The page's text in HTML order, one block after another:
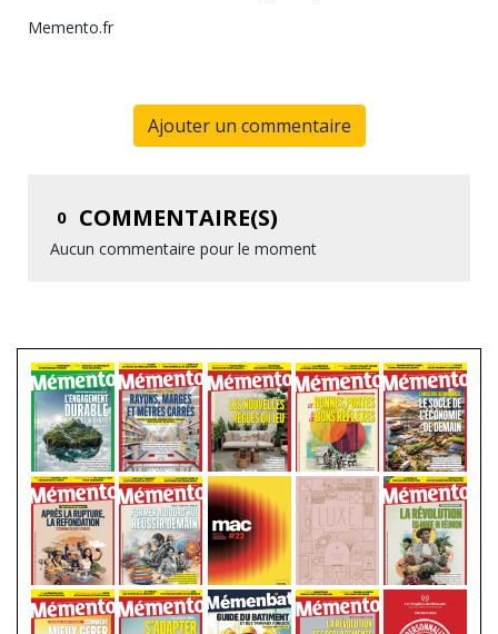
Memento.fr
Ajouter un commentaire
0 COMMENTAIRE(S)
Aucun commentaire pour le moment